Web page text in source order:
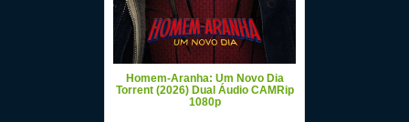
Homem-Aranha: Um Novo Dia
Torrent (2026) Dual Áudio CAMRip
1080p